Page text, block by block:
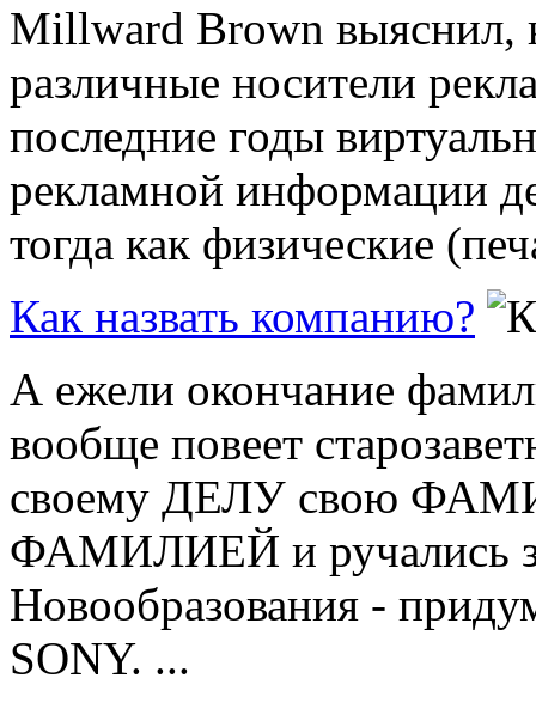
Millward Brown выяснил,
различные носители
последние годы
рекламной информации
тогда как физические
Как назвать компанию?
А ежели окончание
вообще повеет
своему ДЕЛУ свою
ФАМИЛИЕЙ и ручались
Новообразования -
SONY. ...